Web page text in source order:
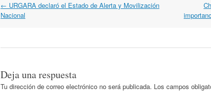
Navegación
por
← URGARA declaró el Estado de Alerta y Movilización
Nacional
Deja una respuesta
Tu dirección de correo electrónico no será publicada. Los campos